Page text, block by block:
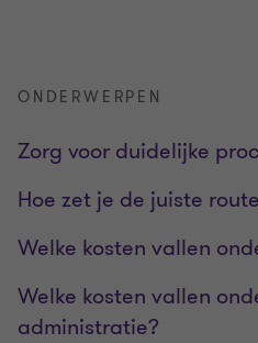
ONDERWERPEN
Zorg voor duidelijke
Hoe zet je de juiste
Welke kosten vallen
Welke kosten vallen
administratie?